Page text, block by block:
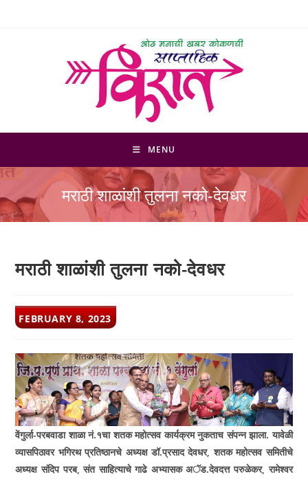
MENU
मराठी शाळांशी तुलना नको-देवधर
मराठी शाळांशी तुलना नको-देवधर
POST
PUBLISHED:
FEBRUARY 8, 2023
वेंगुर्ला-परबवाडा शाळा नं.१चा शतक महोत्सव कार्यक्रम नुकताच संपन्न झाला. यावेळी
व्यासपिठावर भगिरथ प्रतिष्ठानचे अध्यक्ष डॉ.प्रसाद देवधर, शतक महोत्सव समितीचे
अध्यक्ष संदिप परब, संत साहित्याचे गाढे अभ्यासक अॅड.देवदत्त परुळेकर, रामेश्वर